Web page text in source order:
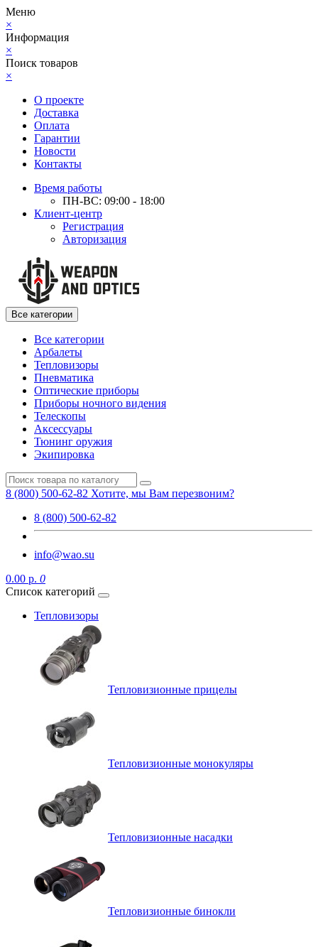
Меню
×
Информация
×
Поиск товаров
×
О проекте
Доставка
Оплата
Гарантии
Новости
Контакты
Время работы
ПН-ВС: 09:00 - 18:00
Клиент-центр
Регистрация
Авторизация
Все категории
Все категории
Арбалеты
Тепловизоры
Пневматика
Оптические приборы
Приборы ночного видения
Телескопы
Аксессуары
Тюнинг оружия
Экипировка
8 (800) 500-62-82 Хотите, мы Вам перезвоним?
8 (800) 500-62-82
info@wao.su
0.00 р. 0
Список категорий
Тепловизоры
Тепловизионные прицелы
Тепловизионные монокуляры
Тепловизионные насадки
Тепловизионные бинокли